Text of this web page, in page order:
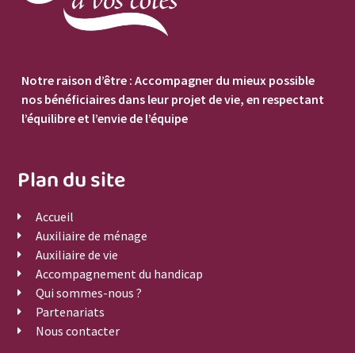
Notre raison d’être : Accompagner du mieux possible
nos bénéficiaires dans leur projet de vie, en respectant
l’équilibre et l’envie de l’équipe
Plan du site
Accueil
Auxiliaire de ménage
Auxiliaire de vie
Accompagnement du handicap
Qui sommes-nous ?
Partenariats
Nous contacter